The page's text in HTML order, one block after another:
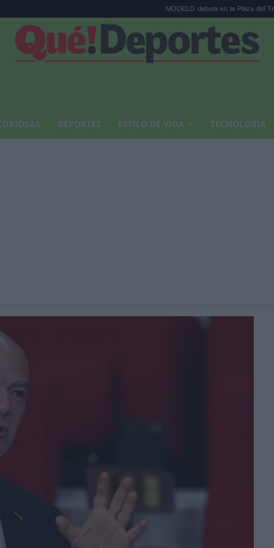
MODELO debuta en la Plaza del Trigo de
DEPORTES ESTILO DE VIDA TECNOLOGÍA